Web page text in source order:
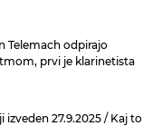
Telemach odpirajo
prvi je klarinetista
izveden 27.9.2025 / Kaj to